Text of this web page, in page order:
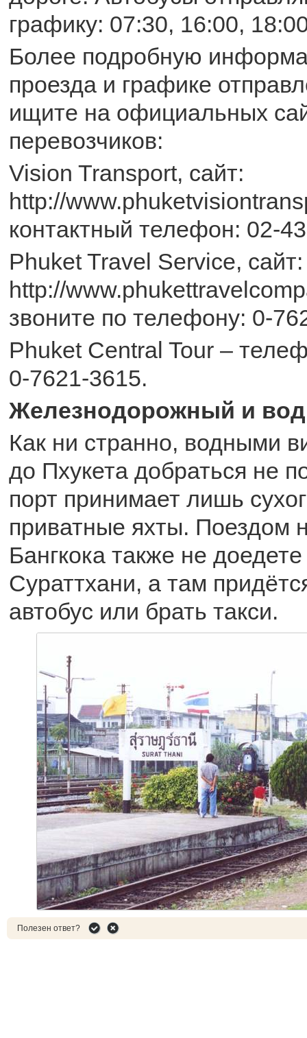
графику: 07:30, 16:00,
Более подробную
проезда и графике
ищите на официальных
перевозчиков:
Vision Transport, сайт:
http://
контактный телефон: 02-
Phuket Travel Service, сайт:
http://
звоните по телефону: 0-
Phuket Central Tour –
0-7621-3615.
Железнодорожный и
Как ни странно, водными
до Пхукета добраться не
порт принимает лишь
приватные яхты. Поездом
Бангкока также не
Сураттхани, а там
автобус или брать такси.
Полезен ответ?